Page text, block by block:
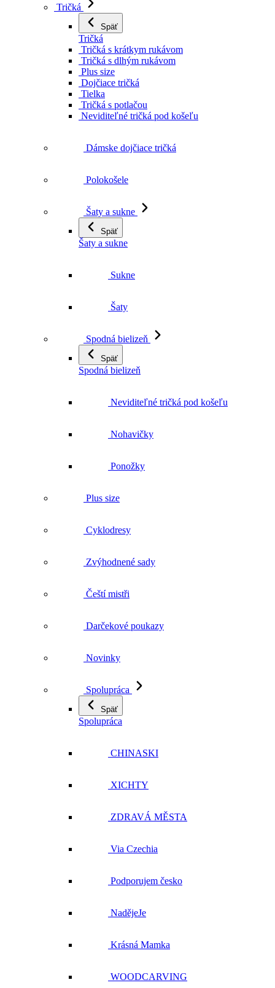
Tričká
Späť
Tričká
Tričká s krátkym rukávom
Tričká s dlhým rukávom
Plus size
Dojčiace tričká
Tielka
Tričká s potlačou
Neviditeľné tričká pod košeľu
Šaty a sukne
Späť
Šaty a sukne
Sukne
Šaty
Spodná bielizeň
Späť
Spodná bielizeň
Neviditeľné tričká pod košeľu
Nohavičky
Ponožky
Plus size
Cyklodresy
Zvýhodnené sady
Čeští mistři
Darčekové poukazy
Novinky
Spolupráca
Späť
Spolupráca
CHINASKI
XICHTY
ZDRAVÁ MĚSTA
Via Czechia
Podporujem česko
NadějeJe
Krásná Mamka
WOODCARVING